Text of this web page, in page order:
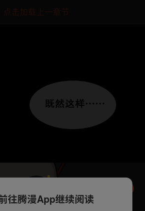
点击加载上一章节
往腾漫App继续阅读